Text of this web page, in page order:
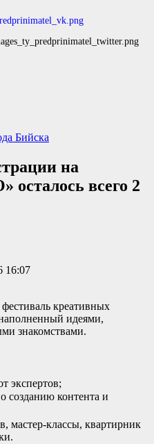
Бийска
на
всего 2
16:07
креативных
идеями,
знакомствами.
экспертов;
созданию контента и
мастер-классы, квартирник